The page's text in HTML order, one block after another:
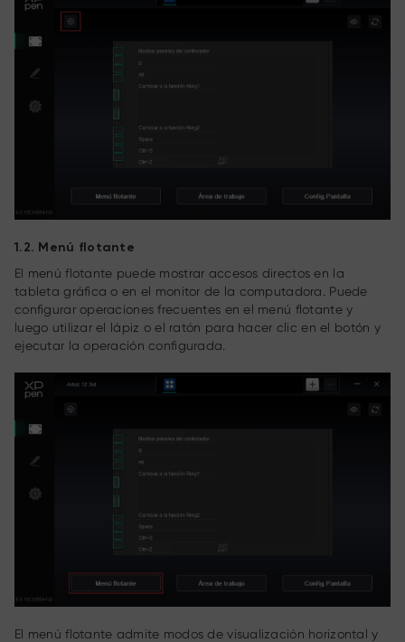
1.2. Menú flotante
El menú flotante puede mostrar accesos directos en la
tableta gráfica o en el monitor de la computadora. Puede
configurar operaciones frecuentes en el menú flotante y
luego utilizar el lápiz o el ratón para hacer clic en el botón y
ejecutar la operación configurada.
El menú flotante admite modos de visualización horizontal y